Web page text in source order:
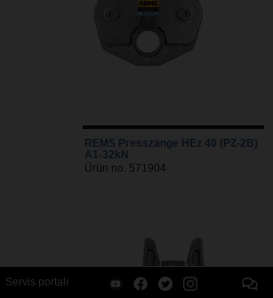
REMS Presszange HEz 40 (PZ-2B)
A1-32kN
Ürün no. 571904
Servis portalı